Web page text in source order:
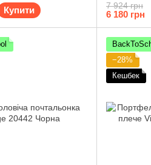
Купити 7 924 грн
6 180 грн
−28%
Кешбек